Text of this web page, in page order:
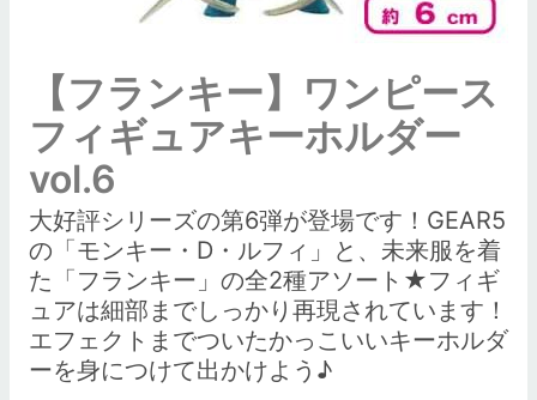
【フランキー】ワンピース
フィギュアキーホルダー
vol.6
大好評シリーズの第6弾が登場です！GEAR5
の「モンキー・D・ルフィ」と、未来服を着
た「フランキー」の全2種アソート★フィギ
ュアは細部までしっかり再現されています！
エフェクトまでついたかっこいいキーホルダ
ーを身につけて出かけよう♪